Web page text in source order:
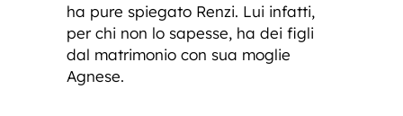
ha pure spiegato Renzi. Lui infatti,
per chi non lo sapesse, ha dei figli
dal matrimonio con sua moglie
Agnese.